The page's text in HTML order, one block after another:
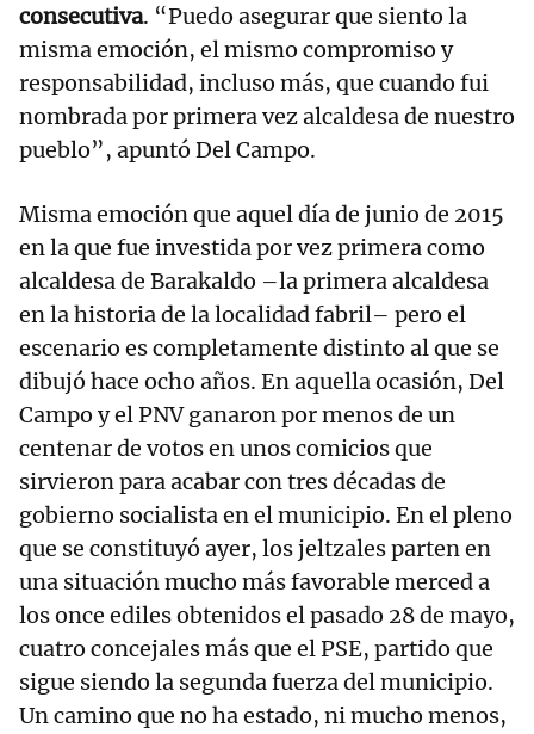
consecutiva. “Puedo asegurar que siento la
misma emoción, el mismo compromiso y
responsabilidad, incluso más, que cuando fui
nombrada por primera vez alcaldesa de nuestro
pueblo”, apuntó Del Campo.
Misma emoción que aquel día de junio de 2015
en la que fue investida por vez primera como
alcaldesa de Barakaldo –la primera alcaldesa
en la historia de la localidad fabril– pero el
escenario es completamente distinto al que se
dibujó hace ocho años. En aquella ocasión, Del
Campo y el PNV ganaron por menos de un
centenar de votos en unos comicios que
sirvieron para acabar con tres décadas de
gobierno socialista en el municipio. En el pleno
que se constituyó ayer, los jeltzales parten en
una situación mucho más favorable merced a
los once ediles obtenidos el pasado 28 de mayo,
cuatro concejales más que el PSE, partido que
sigue siendo la segunda fuerza del municipio.
Un camino que no ha estado, ni mucho menos,